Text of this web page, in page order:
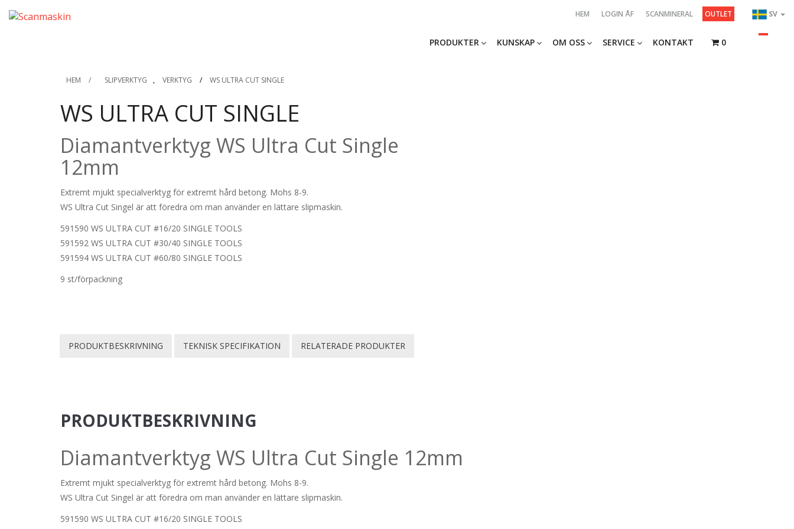
SV
HEM LOGIN ÅF SCANMINERAL OUTLET
PRODUKTER KUNSKAP OM OSS SERVICE KONTAKT 0
HEM / SLIPVERKTYG , VERKTYG / WS ULTRA CUT SINGLE
WS ULTRA CUT SINGLE
Diamantverktyg WS Ultra Cut Single
12mm
Extremt mjukt specialverktyg för extremt hård betong. Mohs 8-9.
WS Ultra Cut Singel är att föredra om man använder en lättare slipmaskin.
591590 WS ULTRA CUT #16/20 SINGLE TOOLS
591592 WS ULTRA CUT #30/40 SINGLE TOOLS
591594 WS ULTRA CUT #60/80 SINGLE TOOLS
9 st/förpackning
PRODUKTBESKRIVNING TEKNISK SPECIFIKATION RELATERADE PRODUKTER
PRODUKTBESKRIVNING
Diamantverktyg WS Ultra Cut Single 12mm
Extremt mjukt specialverktyg för extremt hård betong. Mohs 8-9.
WS Ultra Cut Singel är att föredra om man använder en lättare slipmaskin.
591590 WS ULTRA CUT #16/20 SINGLE TOOLS